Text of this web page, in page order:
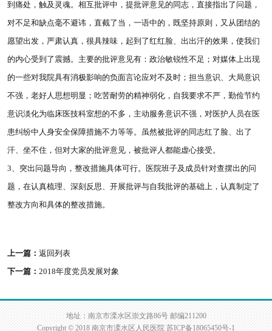
到痛处，触及灵魂。相互批评中，提批评意见的同志，直接指出了问题，
对不足和缺点毫不避讳，直截了当，一语中的，既坚持原则，又从团结的
愿望出发，严肃认真，很具辣味，起到了红红脸、出出汗的效果，使我们
的内心受到了震撼。主要的批评意见有：政治敏锐性不足；对媒体上出现
的一些对我院具有消极影响的负面言论应对不及时；担当意识、大局意识
不强，老好人思想明显；吃苦耐劳的精神弱化，自我要求不严，勤俭节约
意识淡化为临床医技科室想的不多，主动服务意识不强，对医护人员在医
患纠纷中人身安全保障措施不力等等。虽然被批评的同志红了脸、出了
汗、坐不住，但对大家的批评意见，被批评人都能虚心接受。
3、突出问题导向，整改措施具体可行。医院班子及成员针对查摆出的问
题，在认真梳理、深刻反思、开展批评与自我批评的基础上，认真制定了
整改方向和具体的整改措施。
上一篇： 返回列表
下一篇： 2018年度党员发展对象
地址：南京市溧水区崇文路86号 邮编211200
Copyright © 2018 南京市溧水区人民医院 苏ICP备18065450号-1